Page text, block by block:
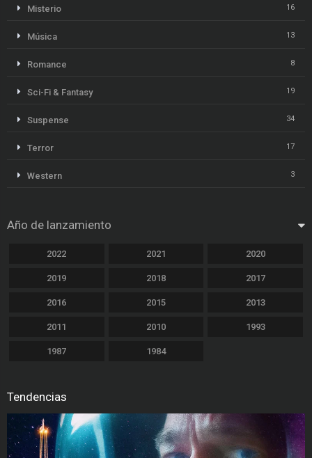
Misterio 16
Música 13
Romance 8
Sci-Fi & Fantasy 19
Suspense 34
Terror 17
Western 3
Año de lanzamiento
2022 2021 2020
2019 2018 2017
2016 2015 2013
2011 2010 1993
1987 1984
Tendencias